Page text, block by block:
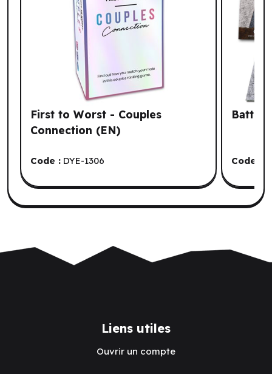
First to Worst - Couples
Connection (EN)
Code : DYE-1306
Battle
Code :
Liens utiles
Ouvrir un compte